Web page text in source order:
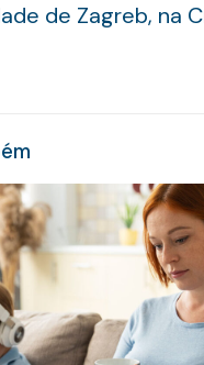
de Zagreb, na